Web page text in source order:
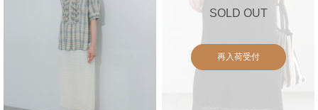
SOLD OUT
再入荷受付